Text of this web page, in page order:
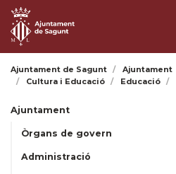
Ajuntament de Sagunt Ajuntament
Cultura i Educació
Educació
Ajuntament
Òrgans de govern
Administració